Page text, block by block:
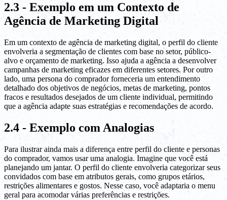
2.3 - Exemplo em um Contexto de
Agência de Marketing Digital
Em um contexto de agência de marketing digital, o perfil do cliente
envolveria a segmentação de clientes com base no setor, público-
alvo e orçamento de marketing. Isso ajuda a agência a desenvolver
campanhas de marketing eficazes em diferentes setores. Por outro
lado, uma persona do comprador forneceria um entendimento
detalhado dos objetivos de negócios, metas de marketing, pontos
fracos e resultados desejados de um cliente individual, permitindo
que a agência adapte suas estratégias e recomendações de acordo.
2.4 - Exemplo com Analogias
Para ilustrar ainda mais a diferença entre perfil do cliente e personas
do comprador, vamos usar uma analogia. Imagine que você está
planejando um jantar. O perfil do cliente envolveria categorizar seus
convidados com base em atributos gerais, como grupos etários,
restrições alimentares e gostos. Nesse caso, você adaptaria o menu
geral para acomodar várias preferências e restrições.